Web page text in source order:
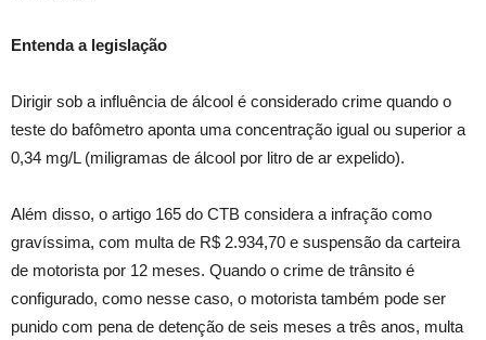
Entenda a legislação
Dirigir sob a influência de álcool é considerado crime quando o
teste do bafômetro aponta uma concentração igual ou superior a
0,34 mg/L (miligramas de álcool por litro de ar expelido).
Além disso, o artigo 165 do CTB considera a infração como
gravíssima, com multa de R$ 2.934,70 e suspensão da carteira
de motorista por 12 meses. Quando o crime de trânsito é
configurado, como nesse caso, o motorista também pode ser
punido com pena de detenção de seis meses a três anos, multa